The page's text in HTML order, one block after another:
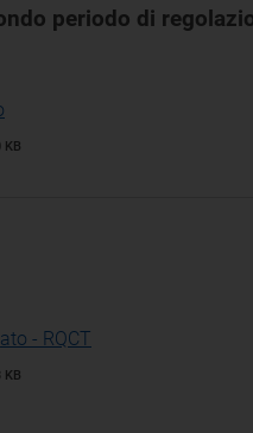
periodo di
KB
- RQCT
KB